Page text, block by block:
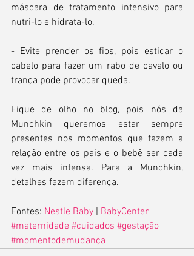
máscara de tratamento intensivo para
nutri-lo e hidrata-lo.
- Evite prender os fios, pois esticar o
cabelo para fazer um rabo de cavalo ou
trança pode provocar queda.
Fique de olho no blog, pois nós da
Munchkin queremos estar sempre
presentes nos momentos que fazem a
relação entre os pais e o bebê ser cada
vez mais intensa. Para a Munchkin,
detalhes fazem diferença.
Fontes: Nestle Baby | BabyCenter
#maternidade #cuidados #gestação
#momentodemudança